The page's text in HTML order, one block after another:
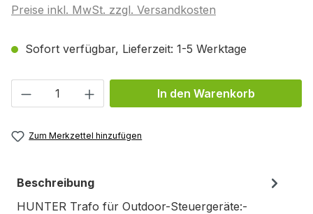
Preise inkl. MwSt. zzgl. Versandkosten
Sofort verfügbar, Lieferzeit: 1-5 Werktage
Produkt Anzahl: Gib den gewünschten
In den Warenkorb
Zum Merkzettel hinzufügen
Beschreibung
HUNTER Trafo für Outdoor-Steuergeräte:-